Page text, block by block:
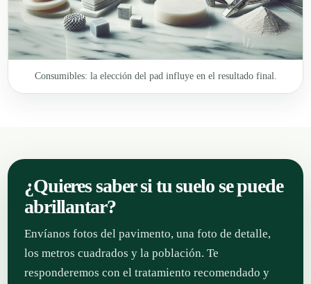
Consumibles: la elección del pad influye en el resultado final.
¿Quieres saber si tu suelo se puede
abrillantar?
Envíanos fotos del pavimento, una foto de detalle,
los metros cuadrados y la población. Te
responderemos con el tratamiento recomendado y